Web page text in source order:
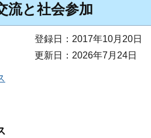
流と社会参加
登録日：2017年10月20日
更新日：2026年7月24日